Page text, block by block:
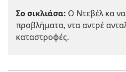
Σο σικλιάσα: Ο Ντεβέλ κα
προβλήματα, ντα αντρέ
καταστροφές.